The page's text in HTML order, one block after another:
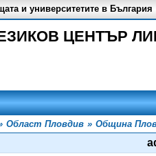
ЦЕНТЪР
и университетите в България
Област Пловдив » Община